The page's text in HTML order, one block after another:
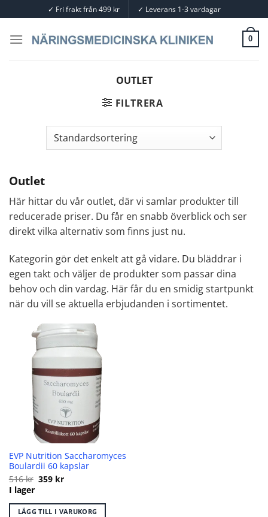
to
content
✓ Fri frakt från 499 kr ✓ Leverans 1-3 vardagar
0
OUTLET
FILTRERA
Outlet
Här hittar du vår outlet, där vi samlar produkter till
reducerade priser. Du får en snabb överblick och ser
direkt vilka alternativ som finns just nu.
Kategorin gör det enkelt att gå vidare. Du bläddrar i
egen takt och väljer de produkter som passar dina
behov och din vardag. Här får du en smidig startpunkt
när du vill se aktuella erbjudanden i sortimentet.
EVP Nutrition Saccharomyces
Boulardii 60 kapslar
516kr Det
ursprungliga
var:
516 kr.
359 krDet
är:
359 kr.
I lager
LÄGG TILL I VARUKORG